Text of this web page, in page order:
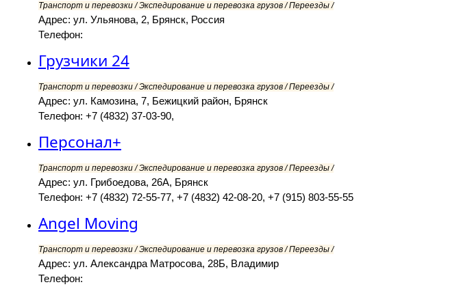
Транспорт и перевозки / Экспедирование и перевозка грузов / Переезды /
Адрес: ул. Ульянова, 2, Брянск, Россия
Телефон:
Грузчики 24
Транспорт и перевозки / Экспедирование и перевозка грузов / Переезды /
Адрес: ул. Камозина, 7, Бежицкий район, Брянск
Телефон: +7 (4832) 37-03-90,
Персонал+
Транспорт и перевозки / Экспедирование и перевозка грузов / Переезды /
Адрес: ул. Грибоедова, 26А, Брянск
Телефон: +7 (4832) 72-55-77, +7 (4832) 42-08-20, +7 (915) 803-55-55
Angel Moving
Транспорт и перевозки / Экспедирование и перевозка грузов / Переезды /
Адрес: ул. Александра Матросова, 28Б, Владимир
Телефон: